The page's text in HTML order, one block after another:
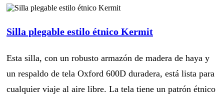
Silla plegable estilo étnico Kermit
Esta silla, con un robusto armazón de madera de haya y
un respaldo de tela Oxford 600D duradera, está lista para
cualquier viaje al aire libre. La tela tiene un patrón étnico